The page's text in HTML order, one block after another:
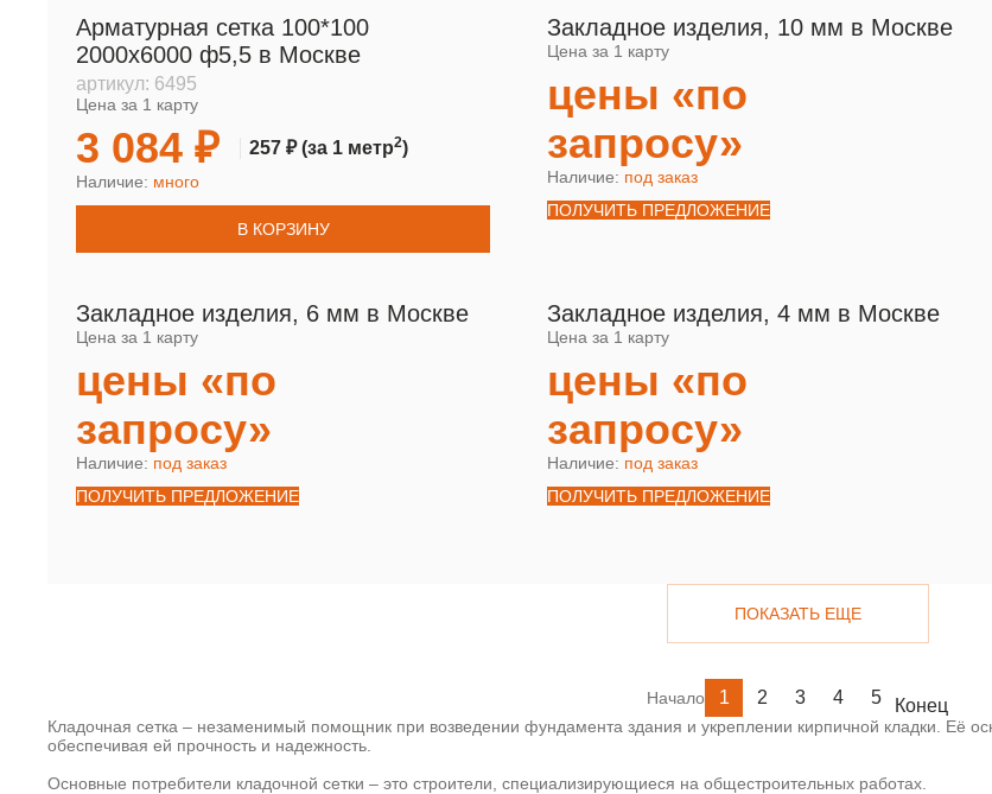
Арматурная сетка 100*100
2000х6000 ф5,5 в Москве
артикул: 6495
Цена за 1 карту
3 084 ₽ 257 ₽(за 1 метр2)
Наличие: много
В КОРЗИНУ
Закладное изделия, 10 мм в Москве
Цена за 1 карту
цены «по
запросу»
Наличие: под заказ
ПОЛУЧИТЬ ПРЕДЛОЖЕНИЕ
Закладное изделия, 6 мм в Москве
Цена за 1 карту
цены «по
запросу»
Наличие: под заказ
ПОЛУЧИТЬ ПРЕДЛОЖЕНИЕ
Закладное изделия, 4 мм в Москве
Цена за 1 карту
цены «по
запросу»
Наличие: под заказ
ПОЛУЧИТЬ ПРЕДЛОЖЕНИЕ
ПОКАЗАТЬ ЕЩЕ
Начало 1 2 3 4 5 Конец
Кладочная сетка – незаменимый помощник при возведении фундамента здания и укреплении кирпичной кладки. Её
обеспечивая ей прочность и надежность.
Основные потребители кладочной сетки – это строители, специализирующиеся на общестроительных работах.